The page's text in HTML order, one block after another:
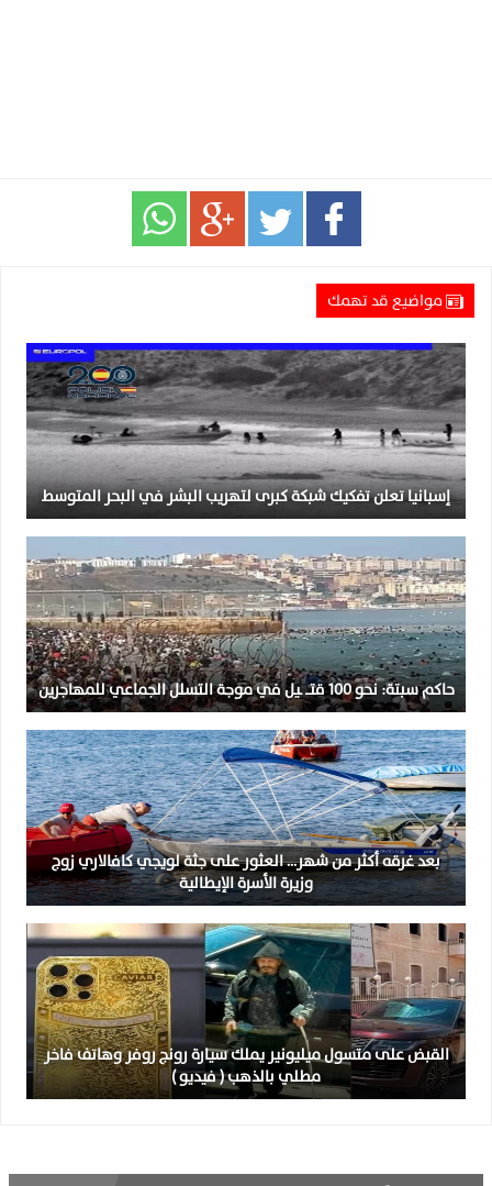
مواضيع قد تهمك
إسبانيا تعلن تفكيك شبكة كبرى لتهريب البشر في البحر المتوسط
حاكم سبتة: نحو 100 قتــ ـيل في موجة التسلل الجماعي للمهاجرين
بعد غرقه أكثر من شهر… العثور على جثة لويجي كافالاري زوج
وزيرة الأسرة الإيطالية
القبض على متسول ميليونير يملك سيارة رونج روفر وهاتف فاخر
مطلي بالذهب ( فيديو )